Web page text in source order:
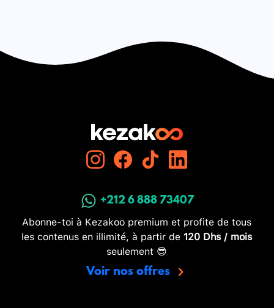
+212 6 888 73407
Abonne-toi à Kezakoo premium et profite de tous
les contenus en illimité, à partir de 120 Dhs / mois
seulement 😎
Voir nos offres